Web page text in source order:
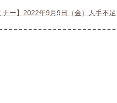
ナー】2022年9月9日（金）人手不